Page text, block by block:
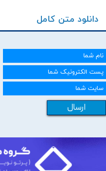
دانلود متن کامل
ارسال